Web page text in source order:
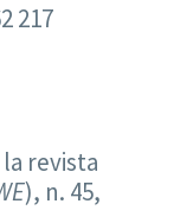
217
revista
), n. 45,